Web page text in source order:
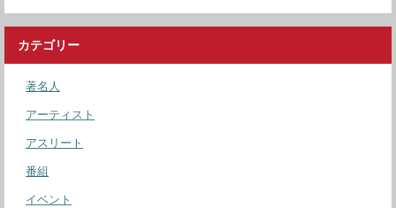
カテゴリー
著名人
アーティスト
アスリート
番組
イベント